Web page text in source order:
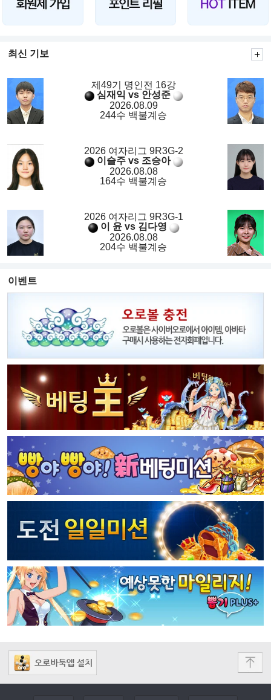
최신 기보
제49기 명인전 16강
심재익 vs 안성준
2026.08.09
244수 백불계승
2026 여자리그 9R3G-2
이슬주 vs 조승아
2026.08.08
164수 백불계승
2026 여자리그 9R3G-1
이 윤 vs 김다영
2026.08.08
204수 백불계승
이벤트